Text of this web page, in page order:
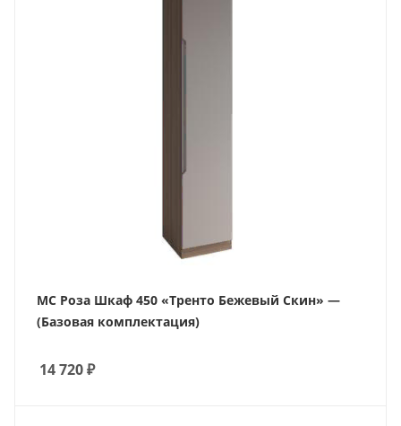
МС Роза Шкаф 450 «Тренто Бежевый Скин» —
(Базовая комплектация)
14 720₽